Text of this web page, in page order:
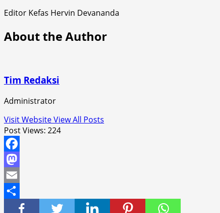
Editor Kefas Hervin Devananda
About the Author
Tim Redaksi
Administrator
Visit WebsiteView All Posts
Post Views: 224
Facebook
Mastodon
Email
Share